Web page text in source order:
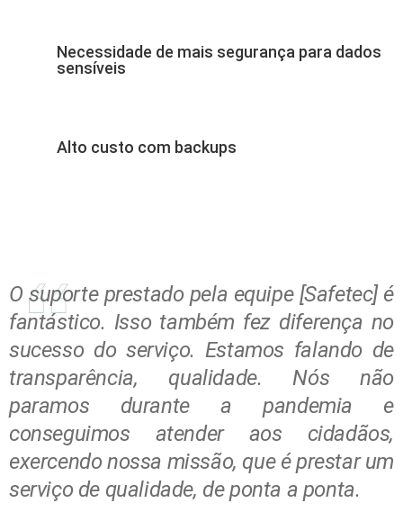
Necessidade de mais segurança para dados
sensíveis
Alto custo com backups
O suporte prestado pela equipe [Safetec] é
fantástico. Isso também fez diferença no
sucesso do serviço. Estamos falando de
transparência, qualidade. Nós não
paramos durante a pandemia e
conseguimos atender aos cidadãos,
exercendo nossa missão, que é prestar um
serviço de qualidade, de ponta a ponta.